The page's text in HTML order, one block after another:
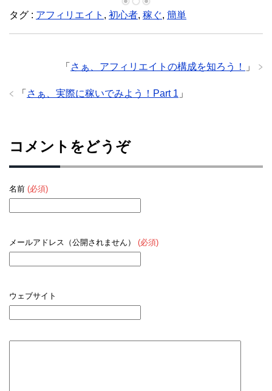
タグ : アフィリエイト , 初心者, 稼ぐ, 簡単
「 さぁ、アフィリエイトの構成を知ろう！ 」
「 さぁ、実際に稼いでみよう！Part 1 」
コメントをどうぞ
名前 (必須)
メールアドレス（公開されません） (必須)
ウェブサイト